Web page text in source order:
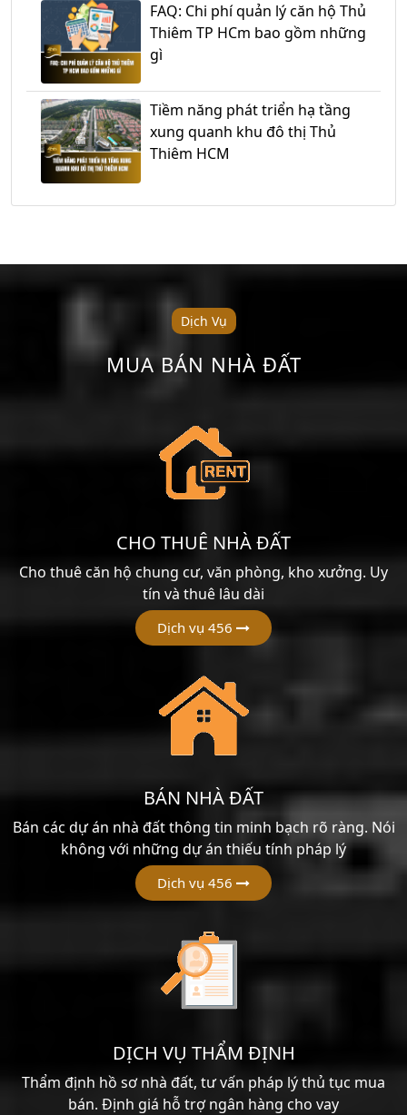
FAQ: Chi phí quản lý căn hộ Thủ
Thiêm TP HCm bao gồm những
gì
Tiềm năng phát triển hạ tầng
xung quanh khu đô thị Thủ
Thiêm HCM
Dịch Vụ
MUA BÁN NHÀ ĐẤT
CHO THUÊ NHÀ ĐẤT
Cho thuê căn hộ chung cư, văn phòng, kho xưởng. Uy
tín và thuê lâu dài
Dịch vụ 456
BÁN NHÀ ĐẤT
Bán các dự án nhà đất thông tin minh bạch rõ ràng. Nói
không với những dự án thiếu tính pháp lý
Dịch vụ 456
DỊCH VỤ THẨM ĐỊNH
Thẩm định hồ sơ nhà đất, tư vấn pháp lý thủ tục mua
bán. Định giá hỗ trợ ngân hàng cho vay